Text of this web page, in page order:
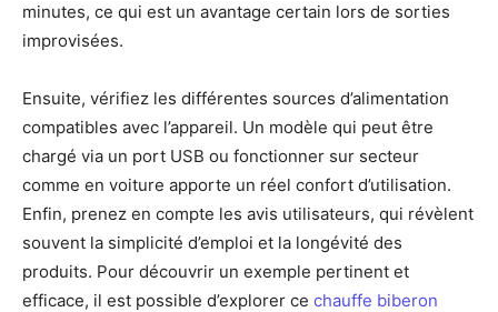
minutes, ce qui est un avantage certain lors de sorties
improvisées.
Ensuite, vérifiez les différentes sources d’alimentation
compatibles avec l’appareil. Un modèle qui peut être
chargé via un port USB ou fonctionner sur secteur
comme en voiture apporte un réel confort d’utilisation.
Enfin, prenez en compte les avis utilisateurs, qui révèlent
souvent la simplicité d’emploi et la longévité des
produits. Pour découvrir un exemple pertinent et
efficace, il est possible d’explorer ce chauffe biberon